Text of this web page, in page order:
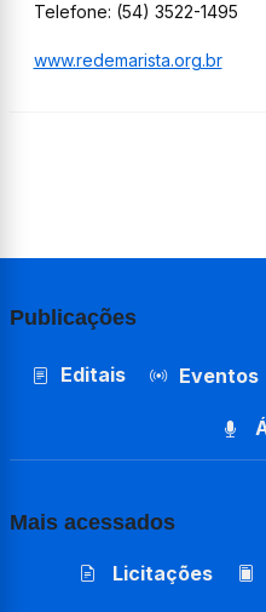
Telefone: (54) 3522-1495
www.redemarista.org.br
Publicações
Editais Eventos
Mais acessados
Licitações